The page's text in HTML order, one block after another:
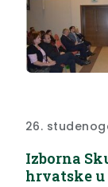
26.
Izborna
hrvatske